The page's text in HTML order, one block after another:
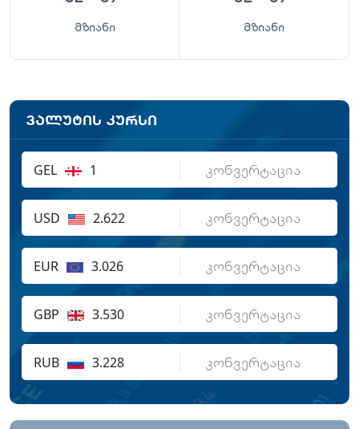
მზიანი მზიანი
ვალუტის კურსი
GEL 1
USD 2.622
EUR 3.026
GBP 3.530
RUB 3.228